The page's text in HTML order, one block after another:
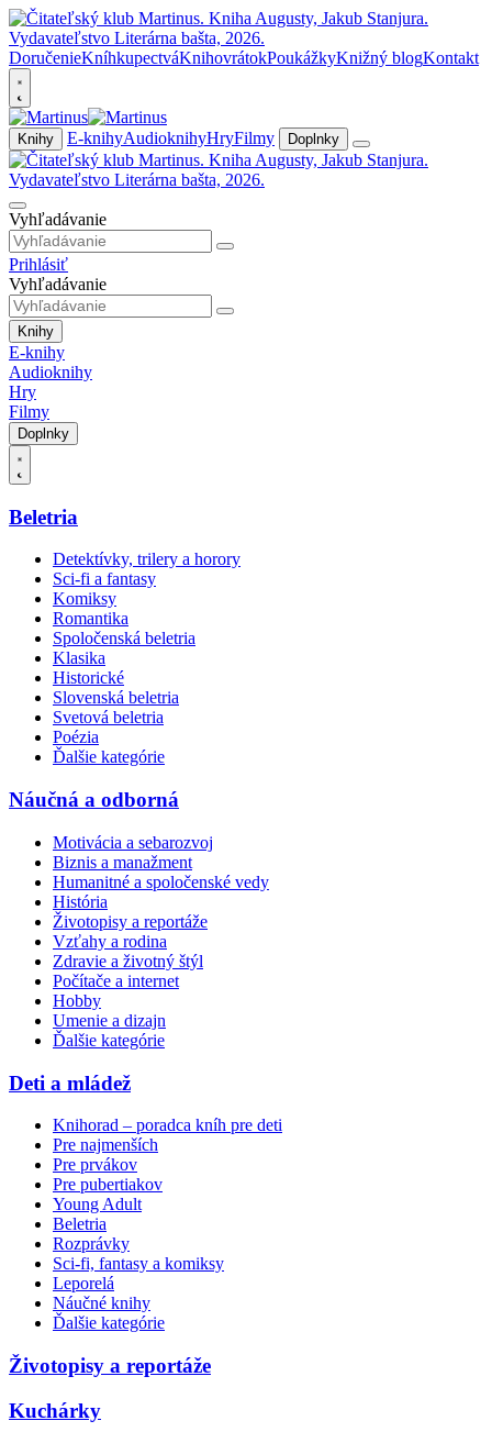
DoručenieKníhkupectváKnihovrátokPoukážkyKnižný blogKontakt
Knihy E-knihyAudioknihyHryFilmy Doplnky
Vyhľadávanie
Prihlásiť
Vyhľadávanie
Knihy
E-knihy
Audioknihy
Hry
Filmy
Doplnky
Beletria
Detektívky, trilery a horory
Sci-fi a fantasy
Komiksy
Romantika
Spoločenská beletria
Klasika
Historické
Slovenská beletria
Svetová beletria
Poézia
Ďalšie kategórie
Náučná a odborná
Motivácia a sebarozvoj
Biznis a manažment
Humanitné a spoločenské vedy
História
Životopisy a reportáže
Vzťahy a rodina
Zdravie a životný štýl
Počítače a internet
Hobby
Umenie a dizajn
Ďalšie kategórie
Deti a mládež
Knihorad – poradca kníh pre deti
Pre najmenších
Pre prvákov
Pre pubertiakov
Young Adult
Beletria
Rozprávky
Sci-fi, fantasy a komiksy
Leporelá
Náučné knihy
Ďalšie kategórie
Životopisy a reportáže
Kuchárky